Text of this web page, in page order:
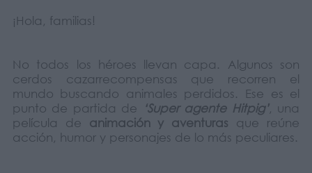
¡Hola, familias!
No todos los héroes llevan capa. Algunos son
cerdos cazarrecompensas que recorren el
mundo buscando animales perdidos. Ese es el
punto de partida de
‘Super agente Hitpig’, una
película de animación y aventuras que reúne
acción, humor y personajes de lo más peculiares.